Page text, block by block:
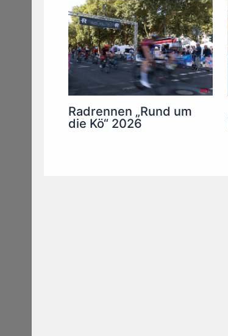
Radrennen „Rund um
die Kö“ 2026